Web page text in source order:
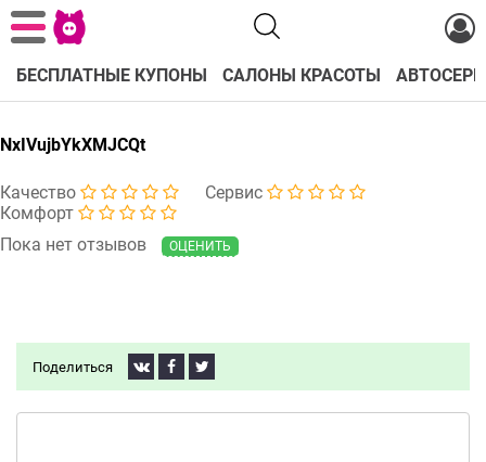
БЕСПЛАТНЫЕ КУПОНЫ САЛОНЫ КРАСОТЫ
NxIVujbYkXMJCQt
Качество
Сервис
Комфорт
Пока нет отзывов
ОЦЕНИТЬ
Поделиться